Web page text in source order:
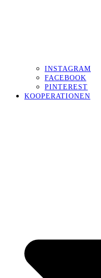
INSTAGRAM
FACEBOOK
PINTEREST
KOOPERATIONEN